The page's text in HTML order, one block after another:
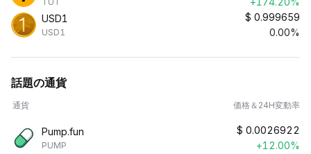
USD1
USD1
$ 0.999659
0.00%
話題の通貨
通貨 価格＆24H変動率
Pump.fun
PUMP
$ 0.0026922
+12.00%